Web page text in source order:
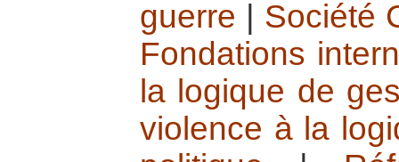
guerre
Société
Fondations
la logique de
violence à la